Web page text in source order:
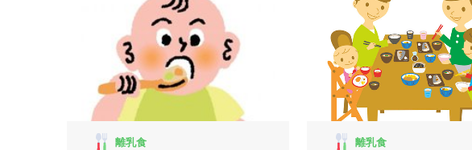
離乳食 離乳食